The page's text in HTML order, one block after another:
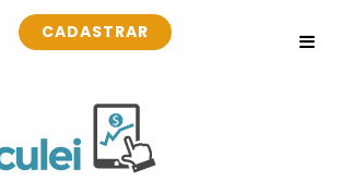
CADASTRAR